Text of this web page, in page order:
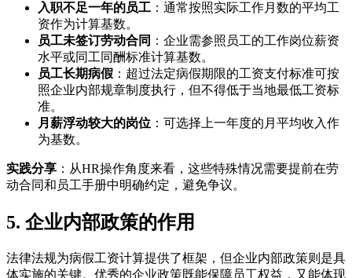
入职不足一年的员工 ：通常按照实际工作月数的平均工
资作为计算基数。
员工未签订劳动合同 ：企业需参照员工的工作岗位薪资
水平或同工同酬标准计算基数。
员工长期病假 ：超过法定病假期限的工资支付标准可按
照企业内部规章制度执行，但不得低于当地最低工资标
准。
月薪浮动较大的岗位 ：可选择上一年度的月平均收入作
为基数。
实践分享 ：从HR操作角度来看，这些特殊情况需要提前在劳
动合同和员工手册中明确约定，避免争议。
5. 企业内部政策的作用
法律法规为病假工资计算提供了框架，但企业内部政策则是具
体实施的关键。优秀的企业政策既能保障员工权益，又能体现